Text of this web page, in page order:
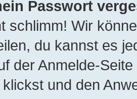
Passwort
schlimm! Wir
du kannst es
der Anmelde-
und den